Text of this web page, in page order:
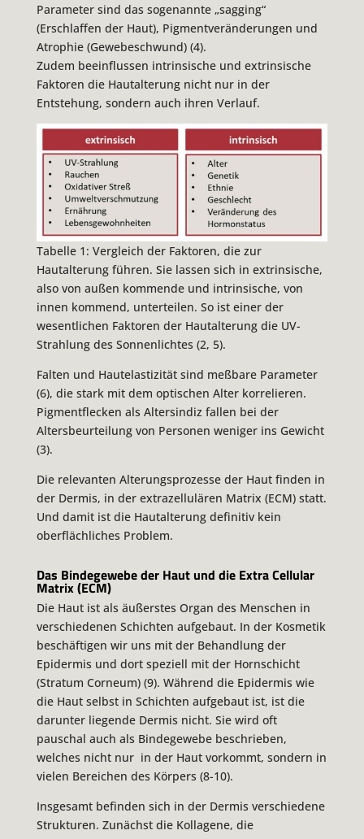
Parameter sind das sogenannte „sagging“
(Erschlaffen der Haut), Pigmentveränderungen und
Atrophie (Gewebeschwund) (4).
Zudem beeinflussen intrinsische und extrinsische
Faktoren die Hautalterung nicht nur in der
Entstehung, sondern auch ihren Verlauf.
Tabelle 1: Vergleich der Faktoren, die zur
Hautalterung führen. Sie lassen sich in extrinsische,
also von außen kommende und intrinsische, von
innen kommend, unterteilen. So ist einer der
wesentlichen Faktoren der Hautalterung die UV-
Strahlung des Sonnenlichtes (2, 5).
Falten und Hautelastizität sind meßbare Parameter
(6), die stark mit dem optischen Alter korrelieren.
Pigmentflecken als Altersindiz fallen bei der
Altersbeurteilung von Personen weniger ins Gewicht
(3).
Die relevanten Alterungsprozesse der Haut finden in
der Dermis, in der extrazellulären Matrix (ECM) statt.
Und damit ist die Hautalterung definitiv kein
oberflächliches Problem.
Das Bindegewebe der Haut und die Extra Cellular
Matrix (ECM)
Die Haut ist als äußerstes Organ des Menschen in
verschiedenen Schichten aufgebaut. In der Kosmetik
beschäftigen wir uns mit der Behandlung der
Epidermis und dort speziell mit der Hornschicht
(Stratum Corneum) (9). Während die Epidermis wie
die Haut selbst in Schichten aufgebaut ist, ist die
darunter liegende Dermis nicht. Sie wird oft
pauschal auch als Bindegewebe beschrieben,
welches nicht nur in der Haut vorkommt, sondern in
vielen Bereichen des Körpers (8-10).
Insgesamt befinden sich in der Dermis verschiedene
Strukturen. Zunächst die Kollagene, die